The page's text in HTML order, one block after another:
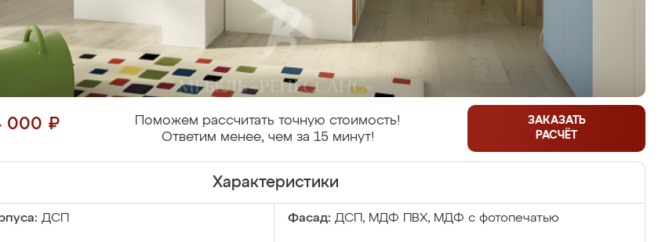
000 ₽
Поможем рассчитать точную стоимость!
Ответим менее, чем за 15 минут!
ЗАКАЗАТЬ
РАСЧЁТ
Характеристики
ДСП Фасад: ДСП, МДФ ПВХ, МДФ с фотопечатью